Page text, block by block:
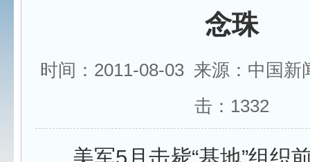
念珠
时间：2011-08-03 来源：中国
击： 1332
美军5月击毙“基地”组织